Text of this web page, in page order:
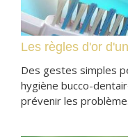
Des gestes simples
hygiène bucco-
prévenir les